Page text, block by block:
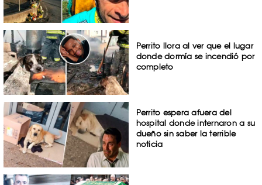
Perrito llora al ver que el lugar
donde dormía se incendió por
completo
Perrito espera afuera del
hospital donde internaron a su
dueño sin saber la terrible
noticia